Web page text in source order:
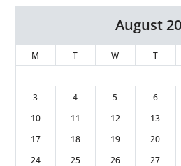
August
M T W T
3
4 5 6
10
11 12 13
17
18 19 20
24
25 26 27